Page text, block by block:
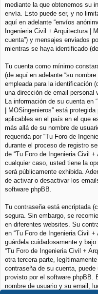
mediante la que obtenemos su
envía. Esto puede ser, y no
aquí en adelante “envíos
Ingenieria Civil + Arquitectura |
cuenta”) y mensajes enviados
mientras se haya identificado
Tu cuenta como mínimo
(de aquí en adelante “su
empleada para la identificación
una dirección de email personal
La información de su cuenta en
| MOSingenieros” está
aplicables en el país en el que
más allá de su nombre de
requerida por “Tu Foro de
durante el proceso de registro
de “Tu Foro de Ingenieria Civil
cualquier caso, usted tiene la
será públicamente exhibida.
de activar o desactivar los
software phpBB.
Tu contraseña está encriptada
segura. Sin embargo, se
en diferentes websites. Su
en “Tu Foro de Ingenieria Civil
guárdela cuidadosamente y
“Tu Foro de Ingenieria Civil +
otra tercera parte,
contraseña de su cuenta, puede
provisto por el software phpBB.
nombre de usuario y su email,